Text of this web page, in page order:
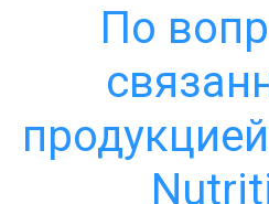
По